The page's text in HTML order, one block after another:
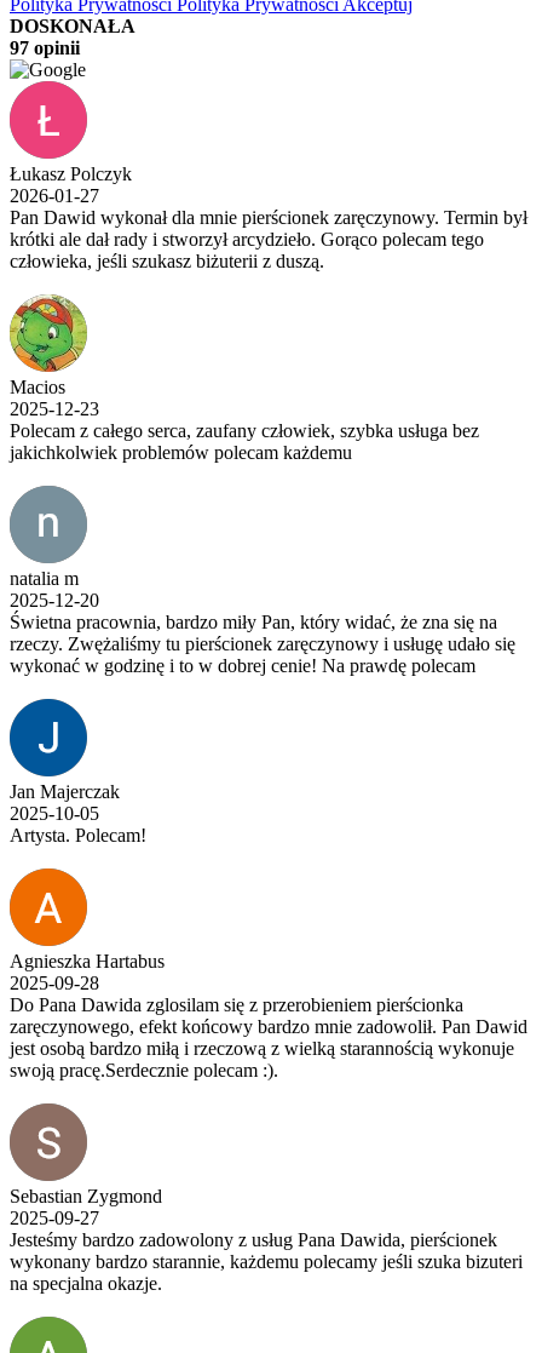
Polityka Prywatności Polityka Prywatności Akceptuj
DOSKONAŁA
97 opinii
Łukasz Polczyk
2026-01-27
Pan Dawid wykonał dla mnie pierścionek zaręczynowy. Termin był
krótki ale dał rady i stworzył arcydzieło. Gorąco polecam tego
człowieka, jeśli szukasz biżuterii z duszą.
Macios
2025-12-23
Polecam z całego serca, zaufany człowiek, szybka usługa bez
jakichkolwiek problemów polecam każdemu
natalia m
2025-12-20
Świetna pracownia, bardzo miły Pan, który widać, że zna się na
rzeczy. Zwężaliśmy tu pierścionek zaręczynowy i usługę udało się
wykonać w godzinę i to w dobrej cenie! Na prawdę polecam
Jan Majerczak
2025-10-05
Artysta. Polecam!
Agnieszka Hartabus
2025-09-28
Do Pana Dawida zglosilam się z przerobieniem pierścionka
zaręczynowego, efekt końcowy bardzo mnie zadowolił. Pan Dawid
jest osobą bardzo miłą i rzeczową z wielką starannością wykonuje
swoją pracę.Serdecznie polecam :).
Sebastian Zygmond
2025-09-27
Jesteśmy bardzo zadowolony z usług Pana Dawida, pierścionek
wykonany bardzo starannie, każdemu polecamy jeśli szuka bizuteri
na specjalna okazje.